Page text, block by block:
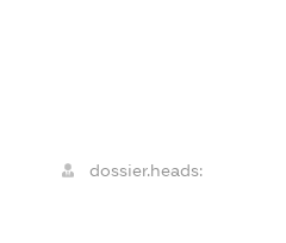
dossier.heads: